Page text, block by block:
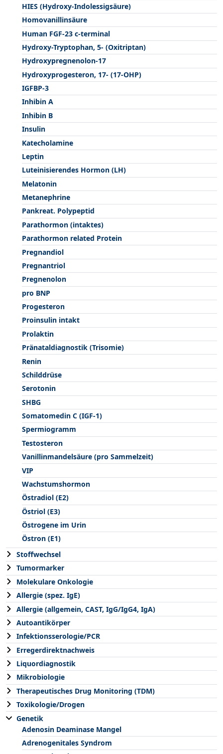
HIES (Hydroxy-Indolessigsäure)
Homovanillinsäure
Human FGF-23 c-terminal
Hydroxy-Tryptophan, 5- (Oxitriptan)
Hydroxypregnenolon-17
Hydroxyprogesteron, 17- (17-OHP)
IGFBP-3
Inhibin A
Inhibin B
Insulin
Katecholamine
Leptin
Luteinisierendes Hormon (LH)
Melatonin
Metanephrine
Pankreat. Polypeptid
Parathormon (intaktes)
Parathormon related Protein
Pregnandiol
Pregnantriol
Pregnenolon
pro BNP
Progesteron
Proinsulin intakt
Prolaktin
Pränataldiagnostik (Trisomie)
Renin
Schilddrüse
Serotonin
SHBG
Somatomedin C (IGF-1)
Spermiogramm
Testosteron
Vanillinmandelsäure (pro Sammelzeit)
VIP
Wachstumshormon
Östradiol (E2)
Östriol (E3)
Östrogene im Urin
Östron (E1)
Stoffwechsel
Tumormarker
Molekulare Onkologie
Allergie (spez. IgE)
Allergie (allgemein, CAST, IgG/IgG4, IgA)
Autoantikörper
Infektionsserologie/PCR
Erregerdirektnachweis
Liquordiagnostik
Mikrobiologie
Therapeutisches Drug Monitoring (TDM)
Toxikologie/Drogen
Genetik
Adenosin Deaminase Mangel
Adrenogenitales Syndrom